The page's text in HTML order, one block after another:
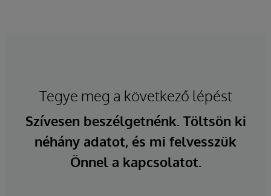
Tegye meg a következő lépést
Szívesen beszélgetnénk. Töltsön ki
néhány adatot, és mi felvesszük
Önnel a kapcsolatot.